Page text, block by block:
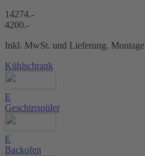
14274.-
4200.-
Inkl. MwSt. und Lieferung.
Kühlschrank
E
Geschirrspüler
E
Backofen